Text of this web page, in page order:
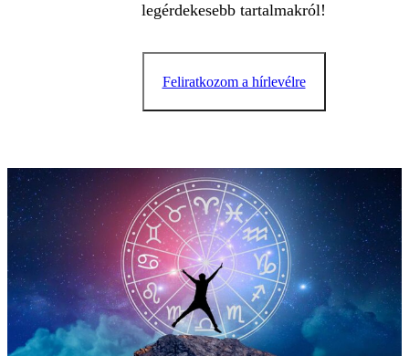
legérdekesebb tartalmakról!
Feliratkozom a hírlevélre